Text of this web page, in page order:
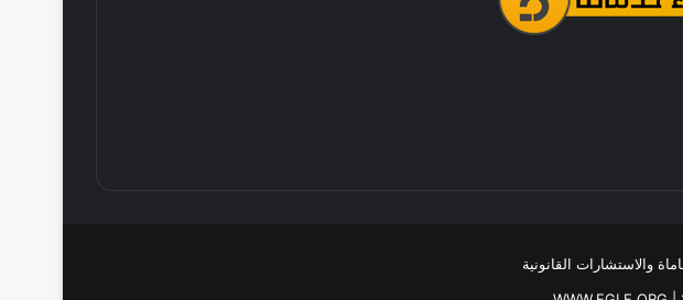
والاستشارات القانونية